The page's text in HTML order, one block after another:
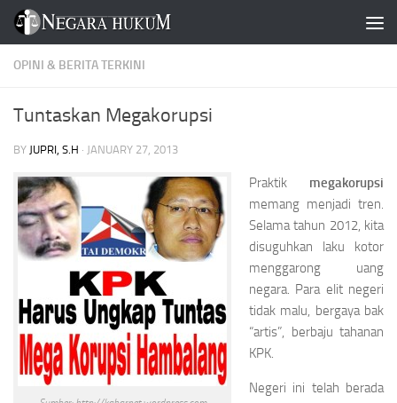
Skip to content
OPINI & BERITA TERKINI
Tuntaskan Megakorupsi
BY JUPRI, S.H · JANUARY 27, 2013
Praktik megakorupsi
memang menjadi tren.
Selama tahun 2012, kita
disuguhkan laku kotor
menggarong uang
negara. Para elit negeri
tidak malu, bergaya bak
“artis”, berbaju tahanan
KPK.
Negeri ini telah berada